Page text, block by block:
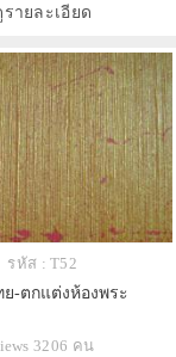
รายละเอียด
รหัส : T52
ย-ตกแต่งห้องพระ
3206 คน